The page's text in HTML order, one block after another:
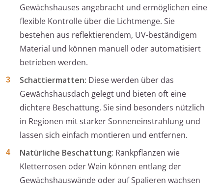
Gewächshauses angebracht und ermöglichen eine
flexible Kontrolle über die Lichtmenge. Sie
bestehen aus reflektierendem, UV-beständigem
Material und können manuell oder automatisiert
betrieben werden.
Schattiermatten: Diese werden über das
Gewächshausdach gelegt und bieten oft eine
dichtere Beschattung. Sie sind besonders nützlich
in Regionen mit starker Sonneneinstrahlung und
lassen sich einfach montieren und entfernen.
Natürliche Beschattung: Rankpflanzen wie
Kletterrosen oder Wein können entlang der
Gewächshauswände oder auf Spalieren wachsen